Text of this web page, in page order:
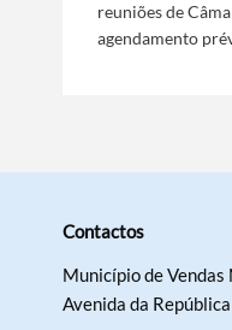
reuniões de
agendamento
Contactos
Município de Vendas
Avenida da